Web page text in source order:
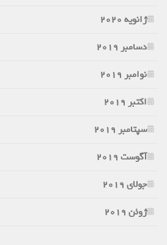
ژانویه 2020
دسامبر 2019
نوامبر 2019
اکتبر 2019
سپتامبر 2019
آگوست 2019
جولای 2019
ژوئن 2019